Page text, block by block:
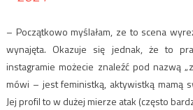
– Początkowo myślałam, ze to scena
wynajęta. Okazuje się jednak, że to
instagramie możecie znaleźć pod nazwą
mówi – jest feministką, aktywistką mamą
Jej profil to w dużej mierze atak (często